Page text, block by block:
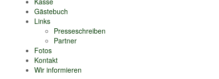
Gästebuch
Links
Presseschreiben
Partner
Fotos
Kontakt
Wir informieren